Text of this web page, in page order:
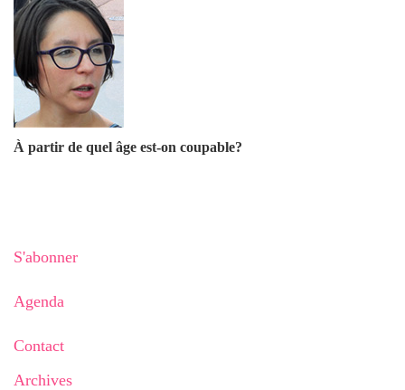
À partir de quel âge est-on coupable?
S'abonner
Agenda
Contact
Archives